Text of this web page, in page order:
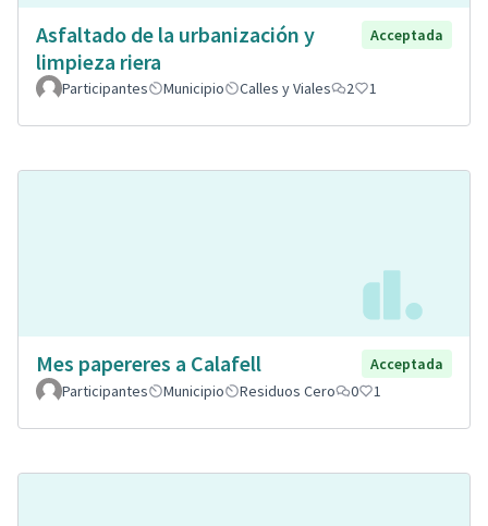
Asfaltado de la urbanización y
limpieza riera
Acceptada
Participantes Municipio Calles y Viales 2 1
Mes papereres a Calafell
Acceptada
Participantes
Municipio Residuos Cero 0 1